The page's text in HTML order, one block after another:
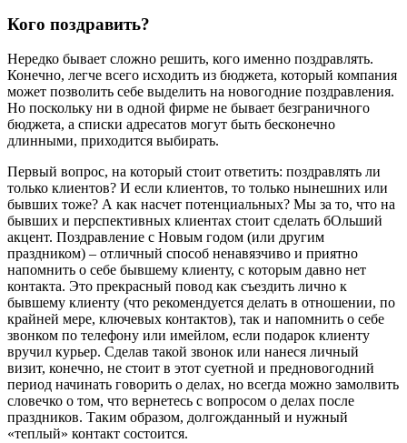
Кого поздравить?
Нередко бывает сложно решить, кого именно поздравлять.
Конечно, легче всего исходить из бюджета, который компания
может позволить себе выделить на новогодние поздравления.
Но поскольку ни в одной фирме не бывает безграничного
бюджета, а списки адресатов могут быть бесконечно
длинными, приходится выбирать.
Первый вопрос, на который стоит ответить: поздравлять ли
только клиентов? И если клиентов, то только нынешних или
бывших тоже? А как насчет потенциальных? Мы за то, что на
бывших и перспективных клиентах стоит сделать бОльший
акцент. Поздравление с Новым годом (или другим
праздником) – отличный способ ненавязчиво и приятно
напомнить о себе бывшему клиенту, с которым давно нет
контакта. Это прекрасный повод как съездить лично к
бывшему клиенту (что рекомендуется делать в отношении, по
крайней мере, ключевых контактов), так и напомнить о себе
звонком по телефону или имейлом, если подарок клиенту
вручил курьер. Сделав такой звонок или нанеся личный
визит, конечно, не стоит в этот суетной и предновогодний
период начинать говорить о делах, но всегда можно замолвить
словечко о том, что вернетесь с вопросом о делах после
праздников. Таким образом, долгожданный и нужный
«теплый» контакт состоится.